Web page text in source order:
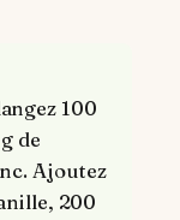
100
de
Ajoutez
200